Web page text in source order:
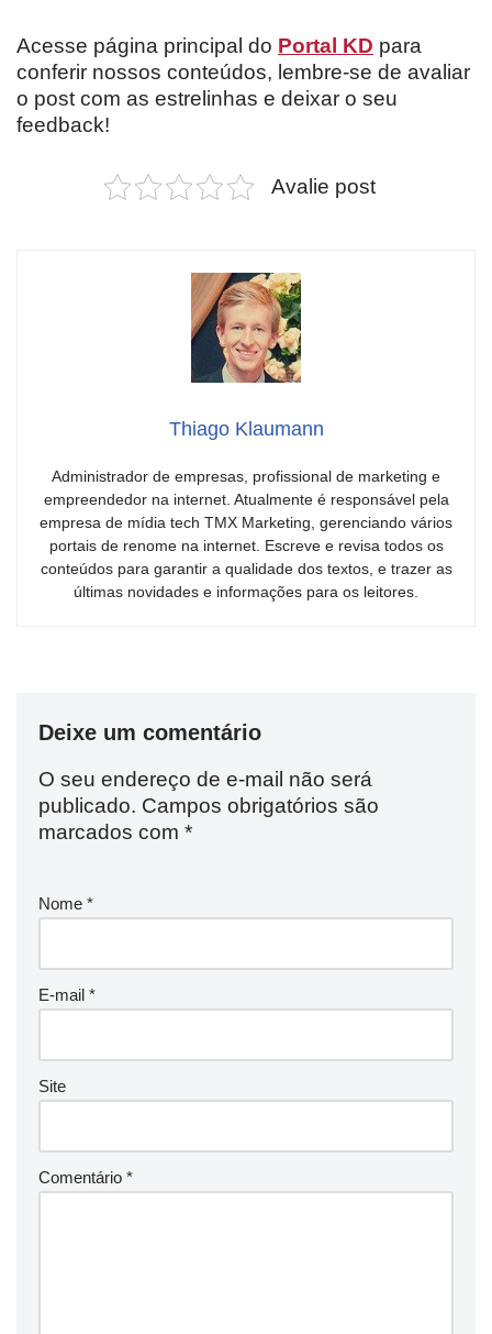
Acesse página principal do Portal KD para
conferir nossos conteúdos, lembre-se de avaliar
o post com as estrelinhas e deixar o seu
feedback!
Avalie post
Thiago Klaumann
Administrador de empresas, profissional de marketing e
empreendedor na internet. Atualmente é responsável pela
empresa de mídia tech TMX Marketing, gerenciando vários
portais de renome na internet. Escreve e revisa todos os
conteúdos para garantir a qualidade dos textos, e trazer as
últimas novidades e informações para os leitores.
Deixe um comentário
O seu endereço de e-mail não será
publicado. Campos obrigatórios são
marcados com *
Nome *
E-mail *
Site
Comentário *